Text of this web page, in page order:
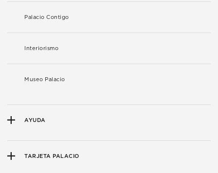
Palacio Contigo
Interiorismo
Museo Palacio
AYUDA
TARJETA PALACIO